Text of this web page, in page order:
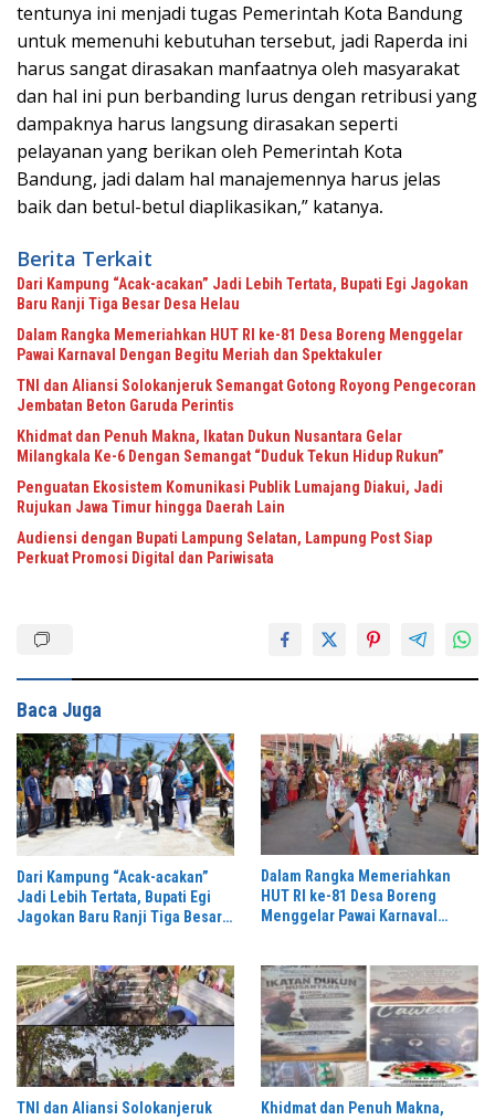
tentunya ini menjadi tugas Pemerintah Kota Bandung
untuk memenuhi kebutuhan tersebut, jadi Raperda ini
harus sangat dirasakan manfaatnya oleh masyarakat
dan hal ini pun berbanding lurus dengan retribusi yang
dampaknya harus langsung dirasakan seperti
pelayanan yang berikan oleh Pemerintah Kota
Bandung, jadi dalam hal manajemennya harus jelas
baik dan betul-betul diaplikasikan,” katanya.
Berita Terkait
Dari Kampung “Acak-acakan” Jadi Lebih Tertata, Bupati Egi Jagokan
Baru Ranji Tiga Besar Desa Helau
Dalam Rangka Memeriahkan HUT RI ke-81 Desa Boreng Menggelar
Pawai Karnaval Dengan Begitu Meriah dan Spektakuler
TNI dan Aliansi Solokanjeruk Semangat Gotong Royong Pengecoran
Jembatan Beton Garuda Perintis
Khidmat dan Penuh Makna, Ikatan Dukun Nusantara Gelar
Milangkala Ke-6 Dengan Semangat “Duduk Tekun Hidup Rukun”
Penguatan Ekosistem Komunikasi Publik Lumajang Diakui, Jadi
Rujukan Jawa Timur hingga Daerah Lain
Audiensi dengan Bupati Lampung Selatan, Lampung Post Siap
Perkuat Promosi Digital dan Pariwisata
Baca Juga
Dari Kampung “Acak-acakan”
Jadi Lebih Tertata, Bupati Egi
Jagokan Baru Ranji Tiga Besar
Dalam Rangka Memeriahkan
HUT RI ke-81 Desa Boreng
Menggelar Pawai Karnaval
TNI dan Aliansi Solokanjeruk
Khidmat dan Penuh Makna,